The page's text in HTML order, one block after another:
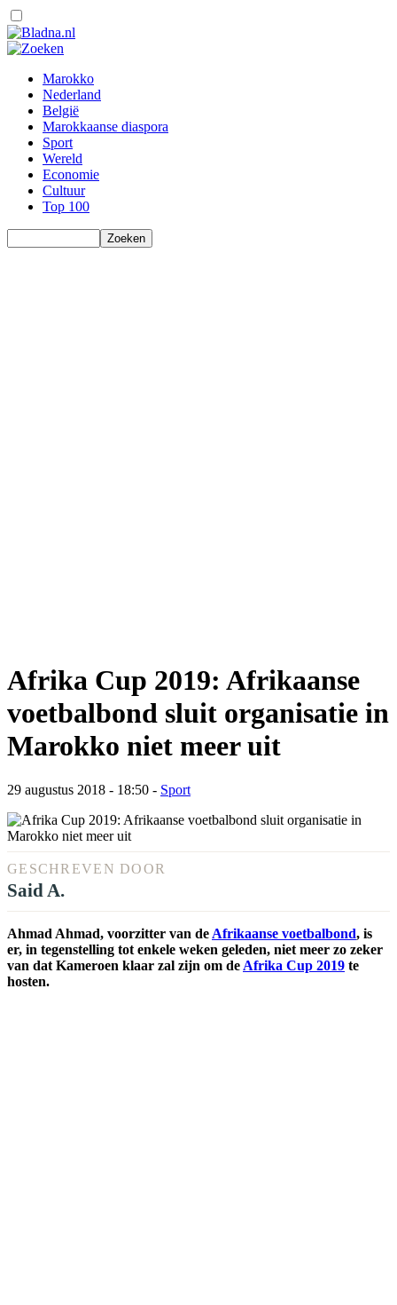
Marokko
Nederland
België
Marokkaanse diaspora
Sport
Wereld
Economie
Cultuur
Top 100
Afrika Cup 2019: Afrikaanse
voetbalbond sluit organisatie in
Marokko niet meer uit
29 augustus 2018 - 18:50 - Sport
GESCHREVEN DOOR
Said A.
Ahmad Ahmad, voorzitter van de Afrikaanse voetbalbond, is
er, in tegenstelling tot enkele weken geleden, niet meer zo zeker
van dat Kameroen klaar zal zijn om de Afrika Cup 2019 te
hosten.